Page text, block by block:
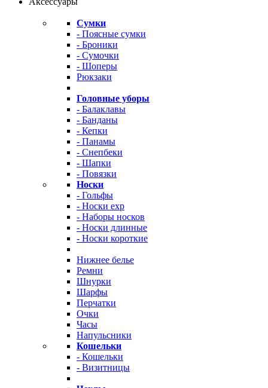
Сумки
- Поясные сумки
- Броники
- Сумочки
- Шоперы
Рюкзаки
Головные уборы
- Балаклавы
- Банданы
- Кепки
- Панамы
- Снепбеки
- Шапки
- Повязки
Носки
- Гольфы
- Носки exp
- Наборы носков
- Носки длинные
- Носки короткие
Нижнее белье
Ремни
Шнурки
Шарфы
Перчатки
Очки
Часы
Напульсники
Кошельки
- Кошельки
- Визитницы